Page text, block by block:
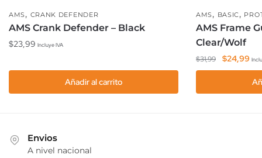
AMS, CRANK DEFENDER
AMS Crank Defender – Black
$23,99 Incluye IVA
Añadir al carrito
AMS, BASIC,
AMS Frame
Clear/Wolf
$31,99
El
precio
era:
$24,99 El
es:
Envios
A nivel nacional